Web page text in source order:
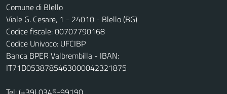
Comune di Blello
Viale G. Cesare, 1 - 24010 - Blello (BG)
Codice fiscale: 00707790168
Codice Univoco: UFCIBP
Banca BPER Valbrembilla - IBAN:
IT71D0538785463000042321875